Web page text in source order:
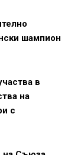
шампион
в
на
с